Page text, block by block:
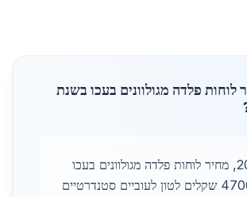
לוחות פלדה מגולוונים בעכו בשנת
בשנת 2026, מחיר לוחות פלדה מגולוונים בעכו
עומד על 4700 שקלים לטון לעוביים סטנדרטיים